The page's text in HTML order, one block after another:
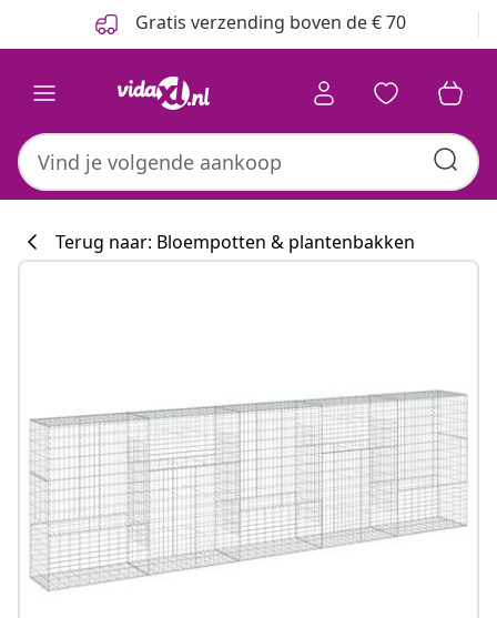
Gratis verzending boven de € 70
Terug naar: Bloempotten & plantenbakken